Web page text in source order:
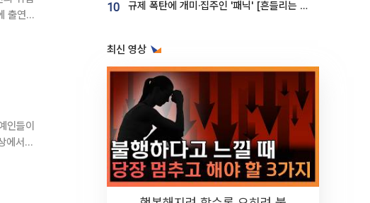
10 규제 폭탄에 개미·집주인 '패닉' [흔들리는 룰, 출렁이는 시장]①
최신 영상